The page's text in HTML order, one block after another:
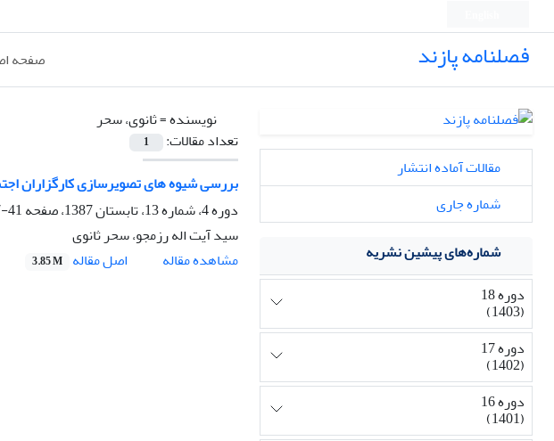
فصلنامه پازند صفحه
نویسنده =ثانوی، سحر
تعداد مقالات:
1
بررسی شیوه های تصویرسازی کارگزاران
دوره 4، شماره 13، تابستان 1387، صفحه
41-57
سید آیت اله رزمجو، سحر ثانوی
مشاهده مقاله
اصل مقاله 3.85 M
مقالات آماده انتشار
شماره جاری
شماره‌های پیشین نشریه
دوره 18
(1403)
دوره 17
(1402)
دوره 16
(1401)